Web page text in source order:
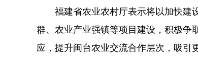
福建省农业农村厅表示将以加快建
群、农业产业强镇等项目建设，积极争
应，提升闽台农业交流合作层次，吸引